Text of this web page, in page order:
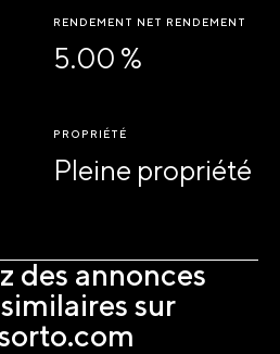
RENDEMENT NET RENDEMENT
5.00 %
PROPRIÉTÉ
Pleine propriété
des annonces
sur